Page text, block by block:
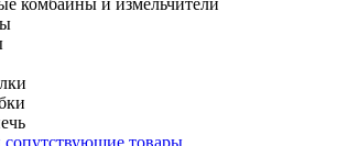
комбайны и измельчители
сопутствующие товары